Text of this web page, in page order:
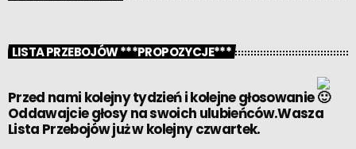
LISTA PRZEBOJÓW ***PROPOZYCJE***
Przed nami kolejny tydzień i kolejne głosowanie
Oddawajcie głosy na swoich ulubieńców.Wasza
Lista Przebojów już w kolejny czwartek.